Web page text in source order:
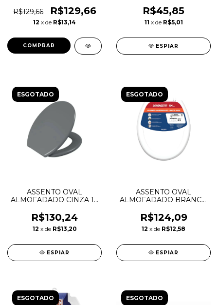
R$129,66
R$129,66
12 x de R$13,14
R$45,85
11 x de R$5,01
ESPIAR
ESGOTADO
ASSENTO OVAL
ALMOFADADO CINZA 1 -
R$130,24
12 x de R$13,20
ESPIAR
ESGOTADO
ASSENTO OVAL
ALMOFADADO BRANCO
R$124,09
12 x de R$12,58
ESPIAR
ESGOTADO ESGOTADO